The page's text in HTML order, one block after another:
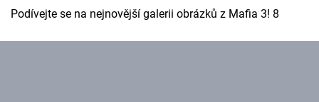
Podívejte se na nejnovější galerii obrázků z Mafia 3! 8